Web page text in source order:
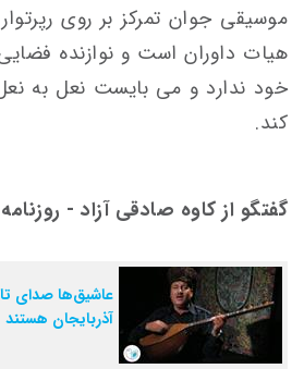
موسیقی جوان تمرکز بر روی
هیات داوران است و نوازنده
خود ندارد و می بایست نعل به نعل
کند.
گفتگو از کاوه صادقی آزاد -
عاشیق‌ها صدای
آذربایجان هستند